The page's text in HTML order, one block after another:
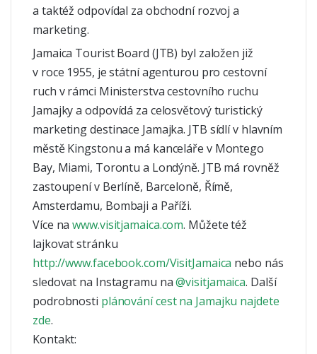
a taktéž odpovídal za obchodní rozvoj a
marketing.
Jamaica Tourist Board (JTB) byl založen již
v roce 1955, je státní agenturou pro cestovní
ruch v rámci Ministerstva cestovního ruchu
Jamajky a odpovídá za celosvětový turistický
marketing destinace Jamajka. JTB sídlí v hlavním
městě Kingstonu a má kanceláře v Montego
Bay, Miami, Torontu a Londýně. JTB má rovněž
zastoupení v Berlíně, Barceloně, Římě,
Amsterdamu, Bombaji a Paříži.
Více nawww.visitjamaica.com. Můžete též
lajkovat stránku
http://www.facebook.com/VisitJamaica nebo nás
sledovat na Instagramu na@visitjamaica. Další
podrobnosti plánování cest na Jamajku najdete
zde.
Kontakt: